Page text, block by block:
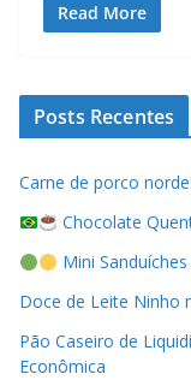
Read More
Posts Recentes
Carne de porco
Chocolate
Mini
Doce de Leite Ninho
Pão Caseiro de
Econômica